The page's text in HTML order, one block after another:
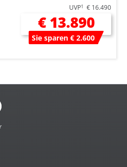
UVP1 € 16.490
€ 13.890
Sie sparen € 2.600